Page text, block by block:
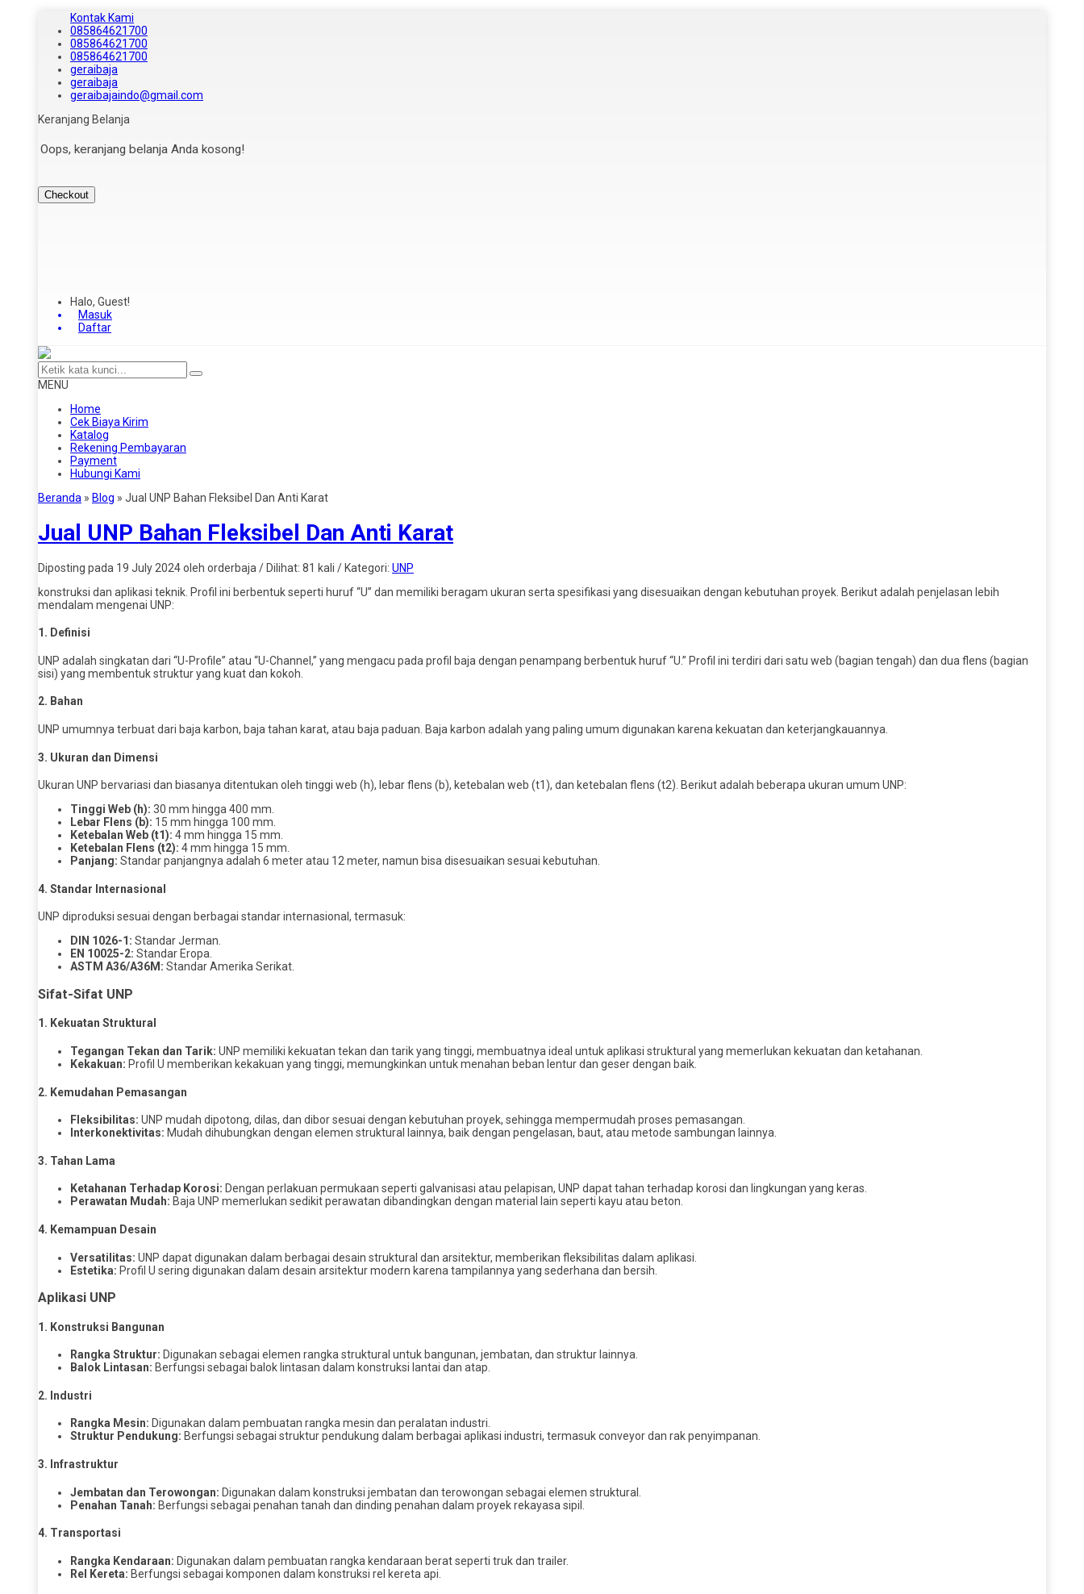
Kontak Kami
085864621700
085864621700
085864621700
geraibaja
geraibaja
geraibajaindo@gmail.com
Keranjang Belanja
Oops, keranjang belanja Anda kosong!
Checkout
Halo, Guest!
Masuk
Daftar
MENU
Home
Cek Biaya Kirim
Katalog
Rekening Pembayaran
Payment
Hubungi Kami
Beranda » Blog » Jual UNP Bahan Fleksibel Dan Anti Karat
Jual UNP Bahan Fleksibel Dan Anti Karat
Diposting pada 19 July 2024 oleh orderbaja / Dilihat: 81 kali / Kategori: UNP
konstruksi dan aplikasi teknik. Profil ini berbentuk seperti huruf “U” dan memiliki beragam ukuran serta spesifikasi yang disesuaikan dengan kebutuhan proyek. Berikut adalah penjelasan lebih
mendalam mengenai UNP:
1. Definisi
UNP adalah singkatan dari “U-Profile” atau “U-Channel,” yang mengacu pada profil baja dengan penampang berbentuk huruf “U.” Profil ini terdiri dari satu web (bagian tengah) dan dua flens (bagian
sisi) yang membentuk struktur yang kuat dan kokoh.
2. Bahan
UNP umumnya terbuat dari baja karbon, baja tahan karat, atau baja paduan. Baja karbon adalah yang paling umum digunakan karena kekuatan dan keterjangkauannya.
3. Ukuran dan Dimensi
Ukuran UNP bervariasi dan biasanya ditentukan oleh tinggi web (h), lebar flens (b), ketebalan web (t1), dan ketebalan flens (t2). Berikut adalah beberapa ukuran umum UNP:
Tinggi Web (h): 30 mm hingga 400 mm.
Lebar Flens (b): 15 mm hingga 100 mm.
Ketebalan Web (t1): 4 mm hingga 15 mm.
Ketebalan Flens (t2): 4 mm hingga 15 mm.
Panjang: Standar panjangnya adalah 6 meter atau 12 meter, namun bisa disesuaikan sesuai kebutuhan.
4. Standar Internasional
UNP diproduksi sesuai dengan berbagai standar internasional, termasuk:
DIN 1026-1: Standar Jerman.
EN 10025-2: Standar Eropa.
ASTM A36/A36M: Standar Amerika Serikat.
Sifat-Sifat UNP
1. Kekuatan Struktural
Tegangan Tekan dan Tarik: UNP memiliki kekuatan tekan dan tarik yang tinggi, membuatnya ideal untuk aplikasi struktural yang memerlukan kekuatan dan ketahanan.
Kekakuan: Profil U memberikan kekakuan yang tinggi, memungkinkan untuk menahan beban lentur dan geser dengan baik.
2. Kemudahan Pemasangan
Fleksibilitas: UNP mudah dipotong, dilas, dan dibor sesuai dengan kebutuhan proyek, sehingga mempermudah proses pemasangan.
Interkonektivitas: Mudah dihubungkan dengan elemen struktural lainnya, baik dengan pengelasan, baut, atau metode sambungan lainnya.
3. Tahan Lama
Ketahanan Terhadap Korosi: Dengan perlakuan permukaan seperti galvanisasi atau pelapisan, UNP dapat tahan terhadap korosi dan lingkungan yang keras.
Perawatan Mudah: Baja UNP memerlukan sedikit perawatan dibandingkan dengan material lain seperti kayu atau beton.
4. Kemampuan Desain
Versatilitas: UNP dapat digunakan dalam berbagai desain struktural dan arsitektur, memberikan fleksibilitas dalam aplikasi.
Estetika: Profil U sering digunakan dalam desain arsitektur modern karena tampilannya yang sederhana dan bersih.
Aplikasi UNP
1. Konstruksi Bangunan
Rangka Struktur: Digunakan sebagai elemen rangka struktural untuk bangunan, jembatan, dan struktur lainnya.
Balok Lintasan: Berfungsi sebagai balok lintasan dalam konstruksi lantai dan atap.
2. Industri
Rangka Mesin: Digunakan dalam pembuatan rangka mesin dan peralatan industri.
Struktur Pendukung: Berfungsi sebagai struktur pendukung dalam berbagai aplikasi industri, termasuk conveyor dan rak penyimpanan.
3. Infrastruktur
Jembatan dan Terowongan: Digunakan dalam konstruksi jembatan dan terowongan sebagai elemen struktural.
Penahan Tanah: Berfungsi sebagai penahan tanah dan dinding penahan dalam proyek rekayasa sipil.
4. Transportasi
Rangka Kendaraan: Digunakan dalam pembuatan rangka kendaraan berat seperti truk dan trailer.
Rel Kereta: Berfungsi sebagai komponen dalam konstruksi rel kereta api.